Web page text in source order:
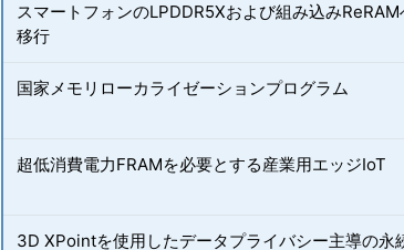
スマートフォンのLPDDR5Xおよび組み込みReRAM
移行
国家メモリローカライゼーションプログラム
超低消費電力FRAMを必要とする産業用エッジIoT
3D XPointを使用したデータプライバシー主導の永